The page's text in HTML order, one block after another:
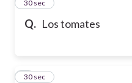
Q. Los tomates
3
30 sec
4
30 sec